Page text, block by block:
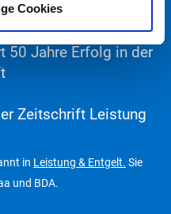
Cookies
50 Jahre Erfolg in der
Zeitschrift Leistung
in Leistung & Entgelt. Sie
und BDA.